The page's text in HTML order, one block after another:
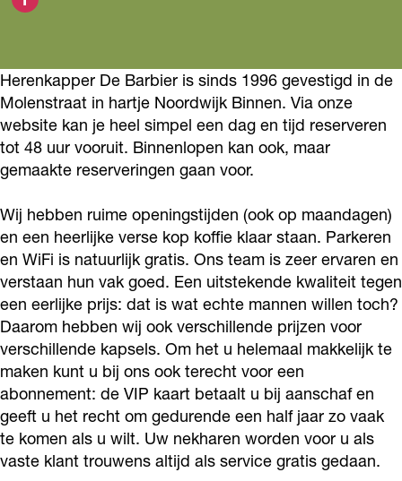
k
a
p
p
e
r
d
e
B
a
r
b
i
e
r
e
n
k
a
p
r
d
e
B
a
r
b
i
e
r
e
n
k
a
p
e
r
d
e
B
a
b
i
k
a
p
p
e
d
e
B
a
r
b
i
e
r
e
r
e
n
k
p
p
e
r
d
B
a
r
b
F
c
e
b
o
o
H
e
r
e
n
k
a
p
p
e
Herenkapper De Barbier is sinds 1996 gevestigd in de
Molenstraat in hartje Noordwijk Binnen. Via onze
website kan je heel simpel een dag en tijd reserveren
tot 48 uur vooruit. Binnenlopen kan ook, maar
gemaakte reserveringen gaan voor.
Wij hebben ruime openingstijden (ook op maandagen)
en een heerlijke verse kop koffie klaar staan. Parkeren
en WiFi is natuurlijk gratis. Ons team is zeer ervaren en
verstaan hun vak goed. Een uitstekende kwaliteit tegen
een eerlijke prijs: dat is wat echte mannen willen toch?
Daarom hebben wij ook verschillende prijzen voor
verschillende kapsels. Om het u helemaal makkelijk te
maken kunt u bij ons ook terecht voor een
abonnement: de VIP kaart betaalt u bij aanschaf en
geeft u het recht om gedurende een half jaar zo vaak
te komen als u wilt. Uw nekharen worden voor u als
vaste klant trouwens altijd als service gratis gedaan.